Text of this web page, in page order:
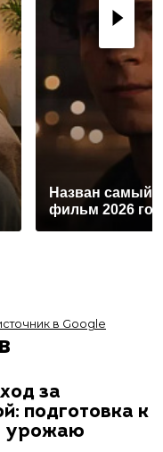
Назван самый
фильм 2026
в Google
за
подготовка к
урожаю